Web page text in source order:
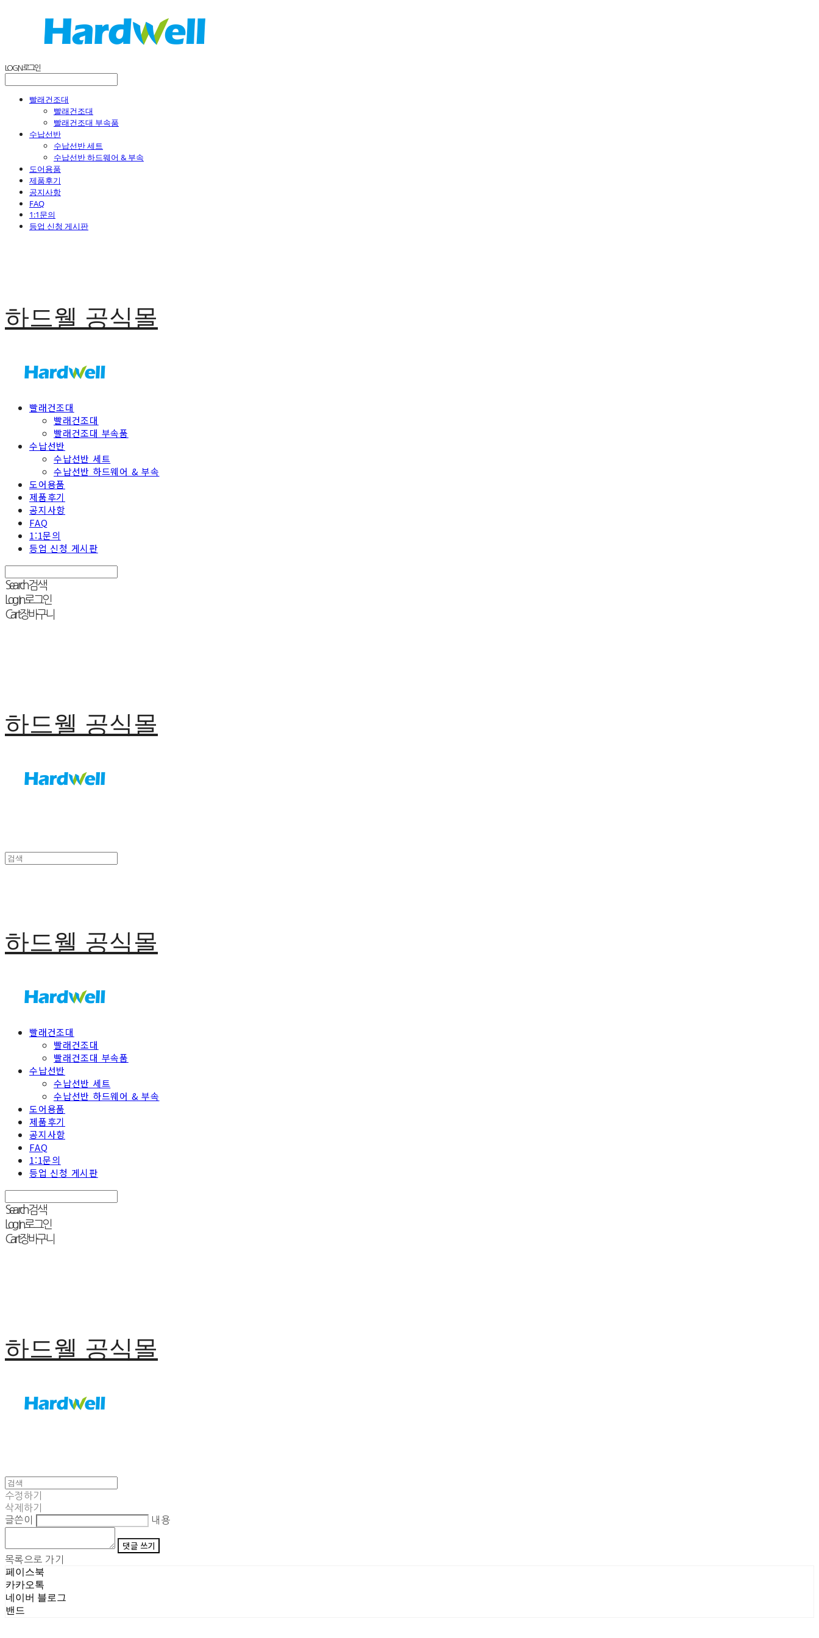
LOG IN로그인
빨래건조대
빨래건조대
빨래건조대 부속품
수납선반
수납선반 세트
수납선반 하드웨어 & 부속
도어용품
제품후기
공지사항
FAQ
1:1문의
등업 신청 게시판
하드웰 공식몰
빨래건조대
빨래건조대
빨래건조대 부속품
수납선반
수납선반 세트
수납선반 하드웨어 & 부속
도어용품
제품후기
공지사항
FAQ
1:1문의
등업 신청 게시판
Search검색
Log In로그인
Cart장바구니
하드웰 공식몰
하드웰 공식몰
빨래건조대
빨래건조대
빨래건조대 부속품
수납선반
수납선반 세트
수납선반 하드웨어 & 부속
도어용품
제품후기
공지사항
FAQ
1:1문의
등업 신청 게시판
Search검색
Log In로그인
Cart장바구니
하드웰 공식몰
수정하기
삭제하기
글쓴이
내용
댓글 쓰기
목록으로 가기
페이스북
카카오톡
네이버 블로그
밴드